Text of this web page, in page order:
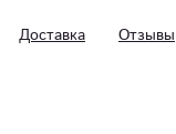
Доставка Отзывы